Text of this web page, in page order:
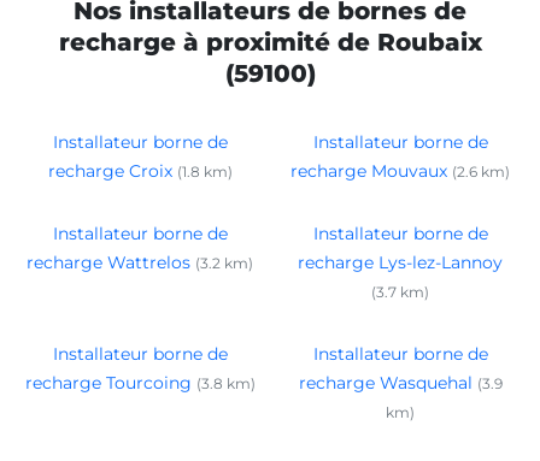
Nos installateurs de bornes de
recharge à proximité de Roubaix
(59100)
Installateur borne de
recharge Croix (1.8 km)
Installateur borne de
recharge Mouvaux (2.6 km)
Installateur borne de
recharge Wattrelos (3.2 km)
Installateur borne de
recharge Lys-lez-Lannoy
(3.7 km)
Installateur borne de
recharge Tourcoing (3.8 km)
Installateur borne de
recharge Wasquehal (3.9
km)